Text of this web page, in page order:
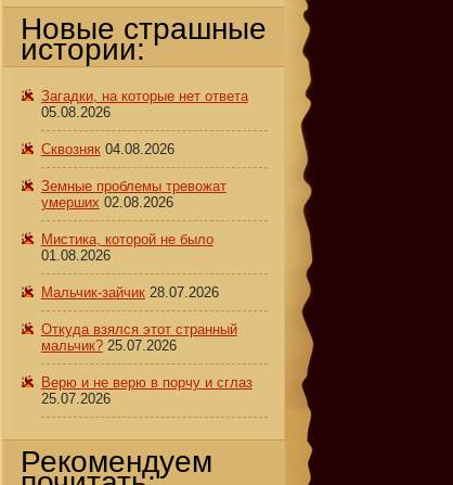
Новые страшные
истории:
Загадки, на которые нет ответа
05.08.2026
Сквозняк 04.08.2026
Земные проблемы тревожат
умерших 02.08.2026
Мистика, которой не было
01.08.2026
Мальчик-зайчик 28.07.2026
Откуда взялся этот странный
мальчик? 25.07.2026
Верю и не верю в порчу и сглаз
25.07.2026
Рекомендуем